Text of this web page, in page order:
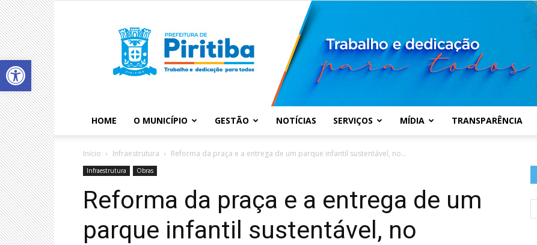
Abrir a barra de ferramentas
HOME O MUNICÍPIO GESTÃO NOTÍCIAS SERVIÇOS MÍDIA TRANSPARÊNCIA
Início Infraestrutura Reforma da praça e a entrega de um parque infantil sustentável, no...
Infraestrutura Obras
Reforma da praça e a entrega de um
parque infantil sustentável, no